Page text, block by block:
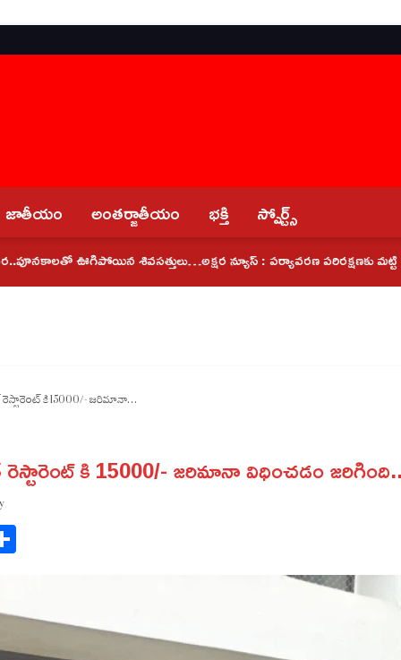
జాతీయం అంతర్జాతీయం భక్తి స్పోర్ట్స్
ఊగిపోయిన శివసత్తులు…అక్షర న్యూస్ : పర్యావరణ పరిరక్షణకు మట్టి
కి 15000/- జరిమానా…
కి 15000/- జరిమానా విధించడం